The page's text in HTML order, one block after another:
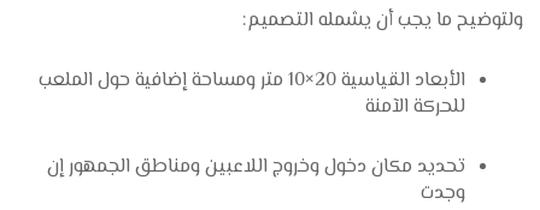
ولتوضيح ما يجب أن يشمله التصميم:
الأبعاد القياسية 20×10 متر ومساحة إضافية حول الملعب
للحركة الآمنة
تحديد مكان دخول وخروج اللاعبين ومناطق الجمهور إن
وجدت